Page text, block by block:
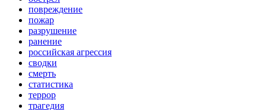
повреждение
пожар
разрушение
ранение
российская агрессия
сводки
смерть
статистика
террор
трагедия